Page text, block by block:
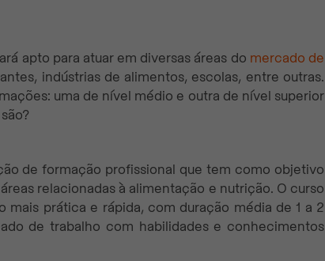
apto para atuar em diversas áreas do mercado de
indústrias de alimentos, escolas, entre outras.
uma de nível médio e outra de nível superior
de formação profissional que tem como objetivo
relacionadas à alimentação e nutrição. O curso
mais prática e rápida, com duração média de 1 a 2
de trabalho com habilidades e conhecimentos